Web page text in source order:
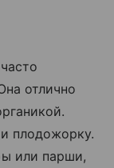
отлично
и плодожорку.
или парши,